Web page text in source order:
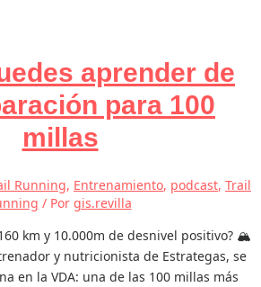
aprender de
para 100
millas
Running, Entrenamiento, podcast, Trail
/ Por gis.revilla
km y 10.000m de desnivel positivo? 🏔️
y nutricionista de Estrategas, se
en la VDA: una de las 100 millas más